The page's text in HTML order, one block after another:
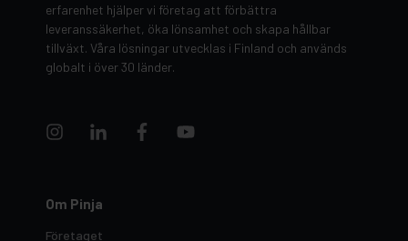
erfarenhet hjälper vi företag att förbättra
leveranssäkerhet, öka lönsamhet och skapa hållbar
tillväxt. Våra lösningar utvecklas i Finland och används
globalt i över 30 länder.
Om Pinja
Företaget